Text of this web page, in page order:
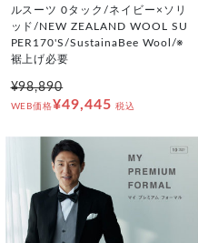
ルスーツ 0タック/ネイビー×ソリ
ッド/NEW ZEALAND WOOL SU
PER170'S/SustainaBee Wool/※
裾上げ必要
¥98,890
WEB価格¥49,445 税込